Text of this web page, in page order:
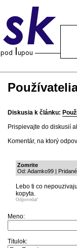
Diskusia k článku:
Prispievajte do diskusií
Komentár, na ktorý
Zomrite
Od: Adamko99 |
Lebo ti co
kopyta.
Odpovedať
Meno:
Titulok: